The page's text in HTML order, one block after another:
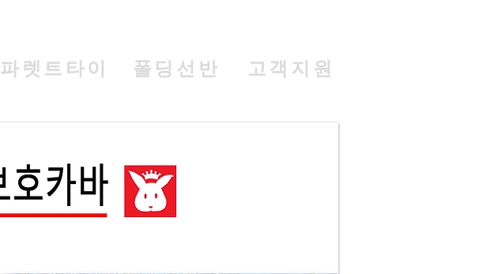
파렛트타이 폴딩선반 고객지원